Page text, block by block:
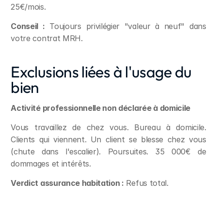
25€/mois.
Conseil : Toujours privilégier "valeur à neuf" dans
votre contrat MRH.
Exclusions liées à l'usage du
bien
Activité professionnelle non déclarée à domicile
Vous travaillez de chez vous. Bureau à domicile.
Clients qui viennent. Un client se blesse chez vous
(chute dans l'escalier). Poursuites. 35 000€ de
dommages et intérêts.
Verdict assurance habitation : Refus total.